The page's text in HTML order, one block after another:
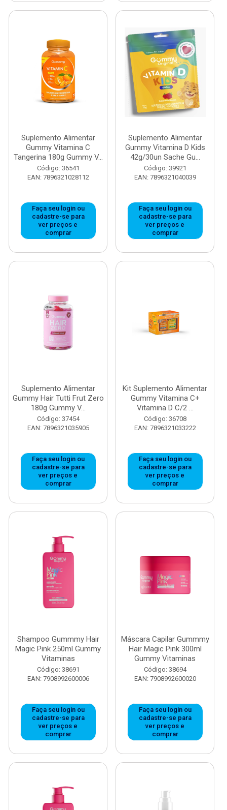
Suplemento Alimentar
Gummy Vitamina C
Tangerina 180g Gummy V...
Código: 36541
EAN: 7896321028112
Faça seu login ou
cadastre-se para
ver preços e
comprar
Suplemento Alimentar
Gummy Vitamina D Kids
42g/30un Sache Gu...
Código: 39921
EAN: 7896321040039
Faça seu login ou
cadastre-se para
ver preços e
comprar
Suplemento Alimentar
Gummy Hair Tutti Frut Zero
180g Gummy V...
Código: 37454
EAN: 7896321035905
Faça seu login ou
cadastre-se para
ver preços e
comprar
Kit Suplemento Alimentar
Gummy Vitamina C+
Vitamina D C/2 ...
Código: 36708
EAN: 7896321033222
Faça seu login ou
cadastre-se para
ver preços e
comprar
Shampoo Gummmy Hair
Magic Pink 250ml Gummy
Vitaminas
Código: 38691
EAN: 7908992600006
Faça seu login ou
cadastre-se para
ver preços e
comprar
Máscara Capilar Gummmy
Hair Magic Pink 300ml
Gummy Vitaminas
Código: 38694
EAN: 7908992600020
Faça seu login ou
cadastre-se para
ver preços e
comprar